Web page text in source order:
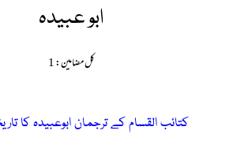
ابو عبیدہ
کل مضامین: 1
کتائب القسام کے ترجمان ابوعبیدہ کا